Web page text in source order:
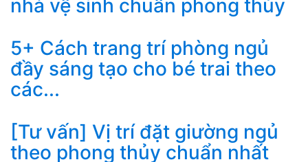
nhà vệ sinh chuẩn phong thủy
5+ Cách trang trí phòng ngủ
đầy sáng tạo cho bé trai theo
các...
[Tư vấn] Vị trí đặt giường ngủ
theo phong thủy chuẩn nhất